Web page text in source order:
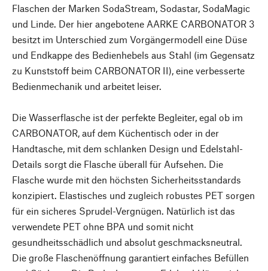
Flaschen der Marken SodaStream, Sodastar, SodaMagic
und Linde. Der hier angebotene AARKE CARBONATOR 3
besitzt im Unterschied zum Vorgängermodell eine Düse
und Endkappe des Bedienhebels aus Stahl (im Gegensatz
zu Kunststoff beim CARBONATOR II), eine verbesserte
Bedienmechanik und arbeitet leiser.
Die Wasserflasche ist der perfekte Begleiter, egal ob im
CARBONATOR, auf dem Küchentisch oder in der
Handtasche, mit dem schlanken Design und Edelstahl-
Details sorgt die Flasche überall für Aufsehen. Die
Flasche wurde mit den höchsten Sicherheitsstandards
konzipiert. Elastisches und zugleich robustes PET sorgen
für ein sicheres Sprudel-Vergnügen. Natürlich ist das
verwendete PET ohne BPA und somit nicht
gesundheitsschädlich und absolut geschmacksneutral.
Die große Flaschenöffnung garantiert einfaches Befüllen